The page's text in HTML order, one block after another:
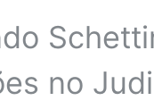
no